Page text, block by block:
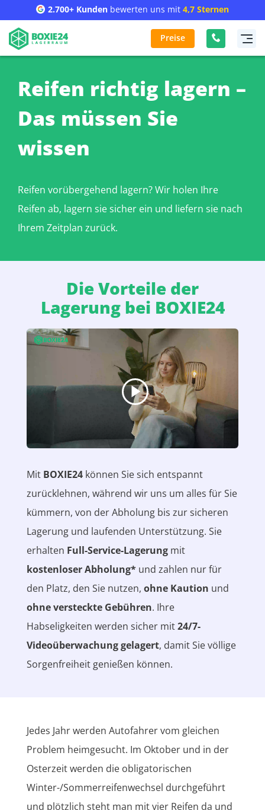
2.700+ Kunden bewerten uns mit 4,7 Sternen
Preise
Reifen richtig lagern –
Das müssen Sie
wissen
Reifen vorübergehend lagern? Wir holen Ihre
Reifen ab, lagern sie sicher ein und liefern sie nach
Ihrem Zeitplan zurück.
Die Vorteile der
Lagerung bei BOXIE24
Mit BOXIE24können Sie sich entspannt
zurücklehnen, während wir uns um alles für Sie
kümmern, von der Abholung bis zur sicheren
Lagerung und laufenden Unterstützung. Sie
erhalten Full-Service-Lagerungmit
kostenloser Abholung*und zahlen nur für
den Platz, den Sie nutzen, ohne Kaution und
ohne versteckte Gebühren. Ihre
Habseligkeiten werden sicher mit24/7-
Videoüberwachung gelagert, damit Sie völlige
Sorgenfreiheit genießen können.
Jedes Jahr werden Autofahrer vom gleichen
Problem heimgesucht. Im Oktober und in der
Osterzeit werden die obligatorischen
Winter-/Sommerreifenwechsel durchgeführt
und plötzlich steht man mit vier Reifen da und